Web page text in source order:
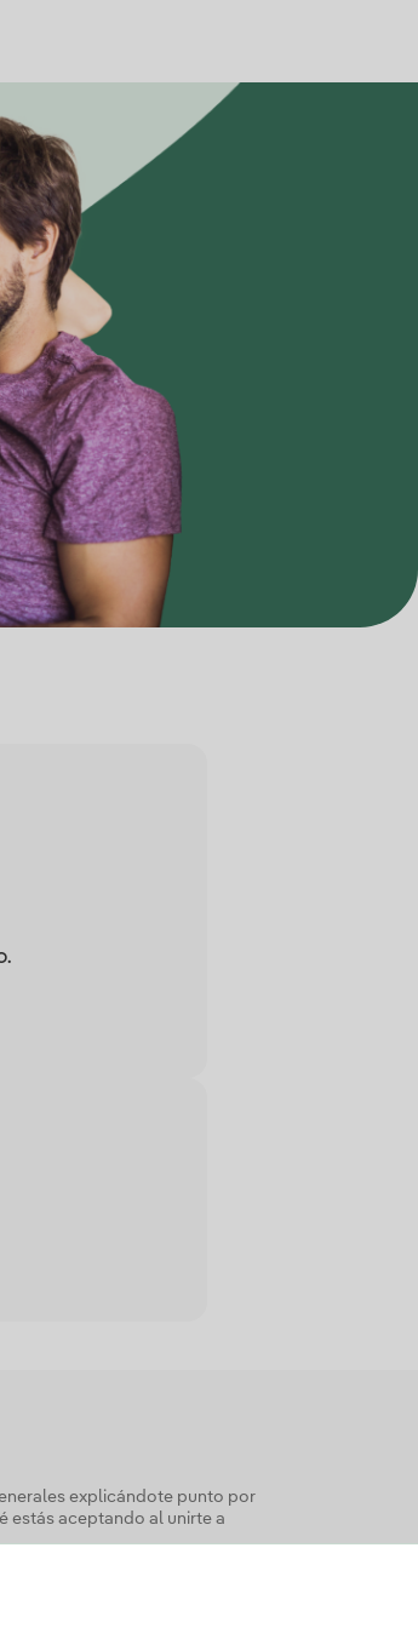
explicándote punto por
estás aceptando al unirte a